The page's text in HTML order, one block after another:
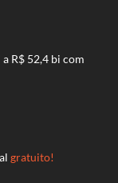
R$ 52,4 bi com
gratuito!